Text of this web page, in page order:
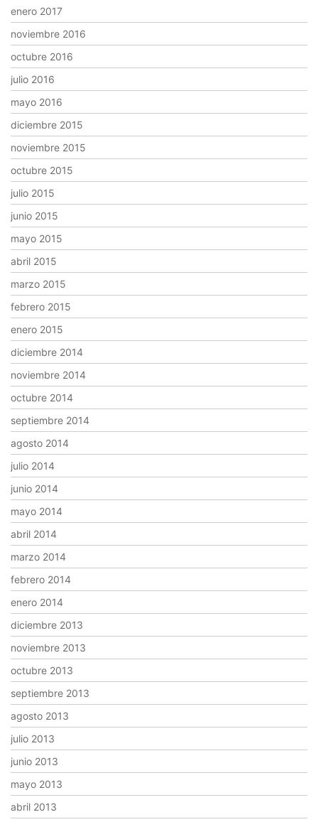
enero 2017
noviembre 2016
octubre 2016
julio 2016
mayo 2016
diciembre 2015
noviembre 2015
octubre 2015
julio 2015
junio 2015
mayo 2015
abril 2015
marzo 2015
febrero 2015
enero 2015
diciembre 2014
noviembre 2014
octubre 2014
septiembre 2014
agosto 2014
julio 2014
junio 2014
mayo 2014
abril 2014
marzo 2014
febrero 2014
enero 2014
diciembre 2013
noviembre 2013
octubre 2013
septiembre 2013
agosto 2013
julio 2013
junio 2013
mayo 2013
abril 2013